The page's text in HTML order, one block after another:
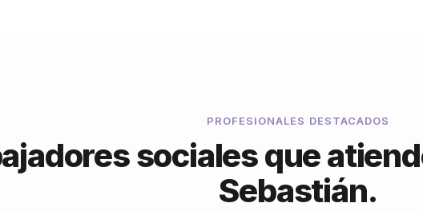
PROFESIONALES DESTACADOS
sociales que
Sebastián.